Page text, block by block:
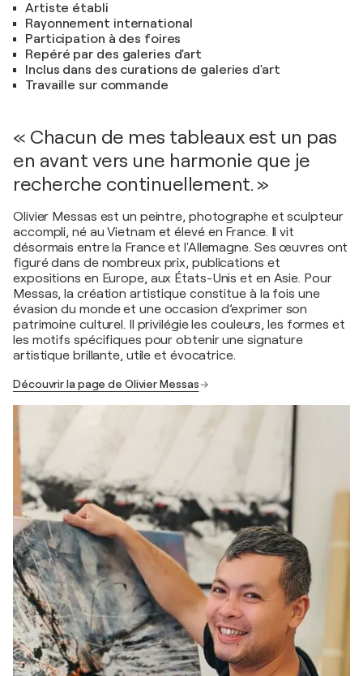
Artiste établi
Rayonnement international
Participation à des foires
Repéré par des galeries d'art
Inclus dans des curations de galeries d'art
Travaille sur commande
« Chacun de mes tableaux est un pas
en avant vers une harmonie que je
recherche continuellement. »
Olivier Messas est un peintre, photographe et sculpteur
accompli, né au Vietnam et élevé en France. Il vit
désormais entre la France et l'Allemagne. Ses œuvres ont
figuré dans de nombreux prix, publications et
expositions en Europe, aux États-Unis et en Asie. Pour
Messas, la création artistique constitue à la fois une
évasion du monde et une occasion d’exprimer son
patrimoine culturel. Il privilégie les couleurs, les formes et
les motifs spécifiques pour obtenir une signature
artistique brillante, utile et évocatrice.
Découvrir la page de Olivier Messas